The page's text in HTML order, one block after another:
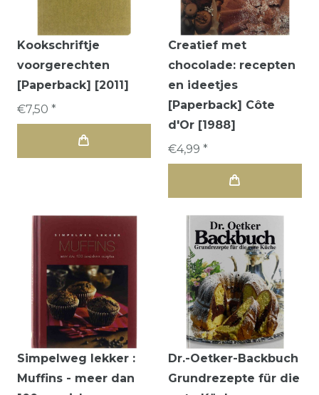
Kookschriftje
voorgerechten
[Paperback] [2011]
€7,50 *
Creatief met
chocolade: recepten
en ideetjes
[Paperback] Côte
d'Or [1988]
€4,99 *
Simpelweg lekker :
Muffins - meer dan
Dr.-Oetker-Backbuch
Grundrezepte für die